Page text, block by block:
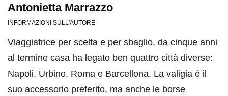
Antonietta Marrazzo
INFORMAZIONI SULL'AUTORE
Viaggiatrice per scelta e per sbaglio, da cinque anni
al termine casa ha legato ben quattro città diverse:
Napoli, Urbino, Roma e Barcellona. La valigia è il
suo accessorio preferito, ma anche le borse